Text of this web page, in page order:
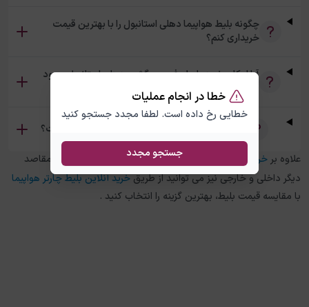
خطا در انجام عملیات
خطایی رخ داده است. لطفا مجدد جستجو کنید
جستجو مجدد
چگونه بلیط هواپیما دهلی استانبول را با بهترین قیمت
خریداری کنم؟
آیا امکان خرید بلیط رفت و برگشت دهلی استانبول وجود
دارد؟
تفاوت بلیط چارتر و سیستمی دهلی استانبول چیست؟
علاوه بر خرید بلیط هواپیما دهلیبهاستانبول
، در چارتر 118 برای مقاصد
دیگر داخلی و خارجی نیز می توانید از طریقخرید آنلاین بلیط چارتر هواپیما
با مقایسه قیمت بلیط، بهترین گزینه را انتخاب کنید .